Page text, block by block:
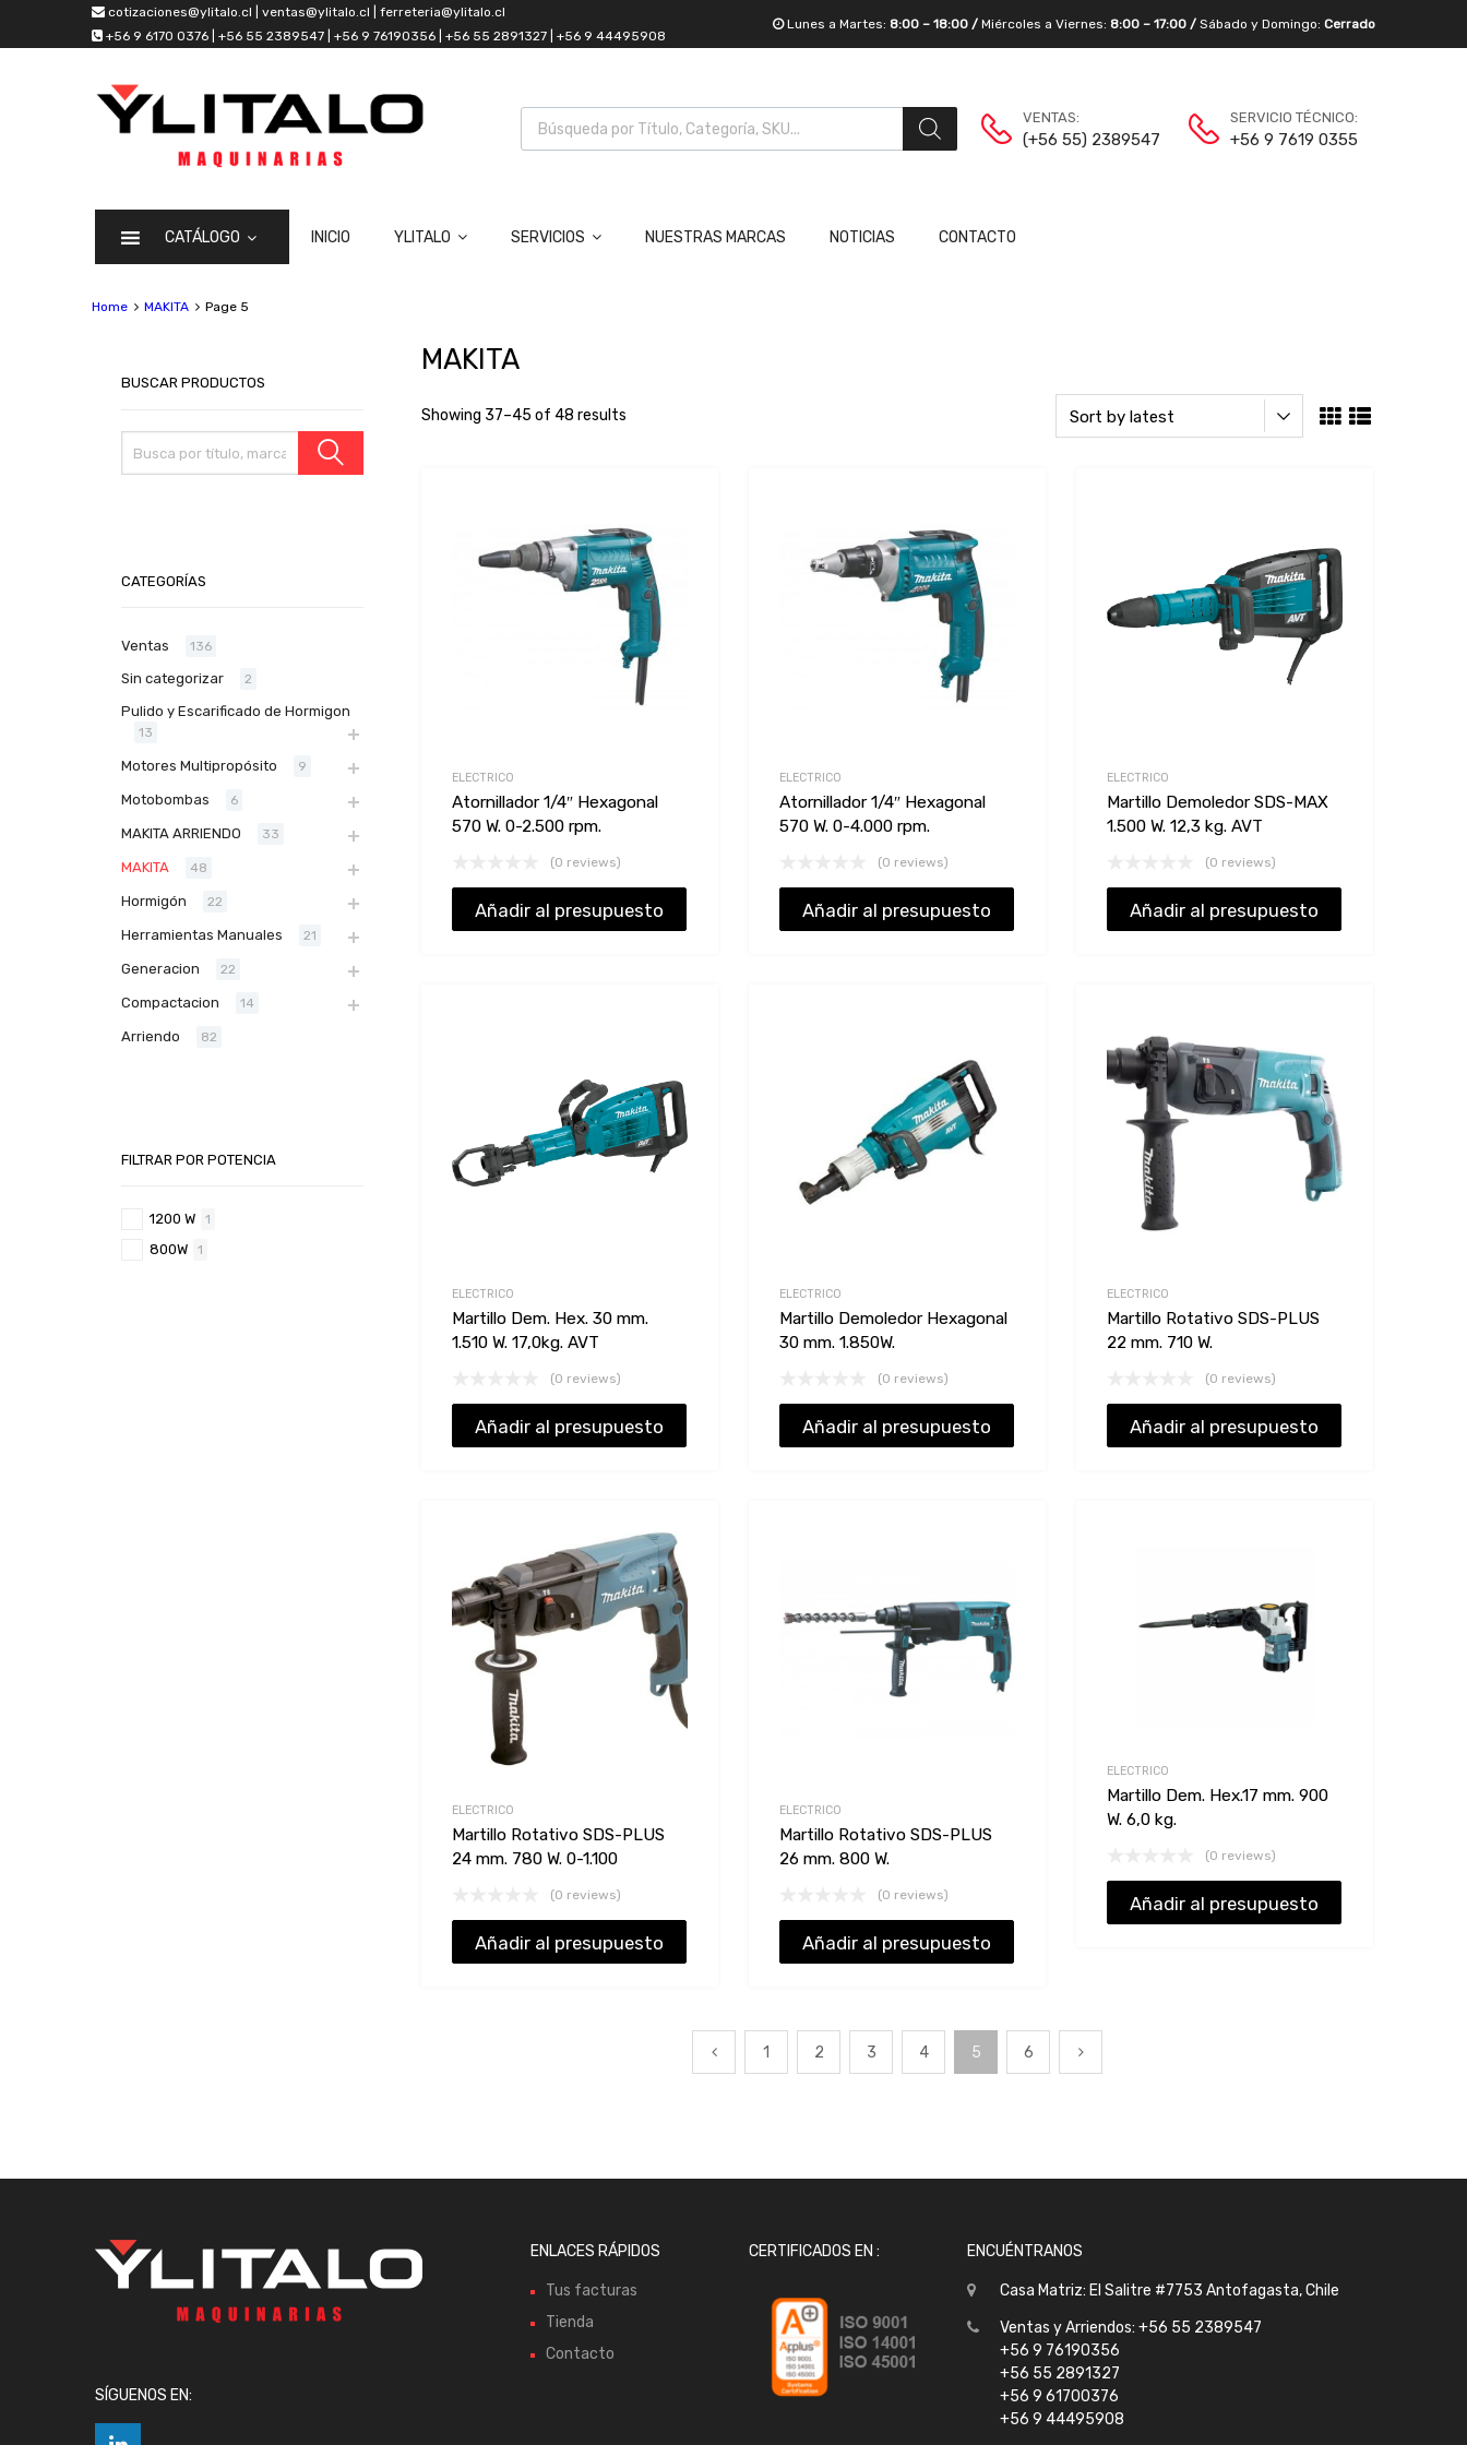
cotizaciones@ylitalo.cl | ventas@ylitalo.cl | ferreteria@ylitalo.cl
+56 9 6170 0376 | +56 55 2389547 | +56 9 76190356 | +56 55 2891327 | +56 9 44495908
Lunes a Martes: 8:00 – 18:00 / Miércoles a Viernes: 8:00 – 17:00 / Sábado y Domingo: Cerrado
VENTAS:
(+56 55) 2389547
SERVICIO TÉCNICO:
+56 9 7619 0355
CATÁLOGO INICIO YLITALO SERVICIOS NUESTRAS MARCAS NOTICIAS CONTACTO
Home MAKITA Page 5
MAKITA
Showing 37–45 of 48 results
ELECTRICO
Atornillador 1/4″ Hexagonal
570 W. 0-2.500 rpm.
(0 reviews)
Añadir al presupuesto
ELECTRICO
Atornillador 1/4″ Hexagonal
570 W. 0-4.000 rpm.
(0 reviews)
Añadir al presupuesto
ELECTRICO
Martillo Demoledor SDS-MAX
1.500 W. 12,3 kg. AVT
(0 reviews)
Añadir al presupuesto
ELECTRICO
Martillo Dem. Hex. 30 mm.
1.510 W. 17,0kg. AVT
(0 reviews)
Añadir al presupuesto
Add to Compare
ELECTRICO
Martillo Demoledor Hexagonal
30 mm. 1.850W.
(0 reviews)
Añadir al presupuesto
ELECTRICO
Martillo Rotativo SDS-PLUS
22 mm. 710 W.
(0 reviews)
Añadir al presupuesto
ELECTRICO
Martillo Rotativo SDS-PLUS
24 mm. 780 W. 0-1.100
(0 reviews)
Añadir al presupuesto
ELECTRICO
Martillo Rotativo SDS-PLUS
26 mm. 800 W.
(0 reviews)
Añadir al presupuesto
ELECTRICO
Martillo Dem. Hex.17 mm. 900
W. 6,0 kg.
(0 reviews)
Añadir al presupuesto
1 2 3 4 5 6
BUSCAR PRODUCTOS
CATEGORÍAS
Ventas 136
Sin categorizar 2
Pulido y Escarificado de Hormigon
13
Motores Multipropósito 9
Motobombas 6
MAKITA ARRIENDO 33
MAKITA 48
Hormigón 22
Herramientas Manuales 21
Generacion 22
Compactacion 14
Arriendo 82
FILTRAR POR POTENCIA
1200 W 1
800W 1
SÍGUENOS EN:
ENLACES RÁPIDOS
Tus facturas
Tienda
Contacto
CERTIFICADOS EN : ENCUÉNTRANOS
Casa Matriz: El Salitre #7753 Antofagasta, Chile
Ventas y Arriendos: +56 55 2389547
+56 9 76190356
+56 55 2891327
+56 9 61700376
+56 9 44495908